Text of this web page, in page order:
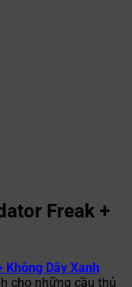
Freak +
Dây Xanh
cho những cầu thủ